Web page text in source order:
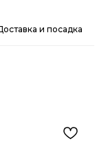
и посадка